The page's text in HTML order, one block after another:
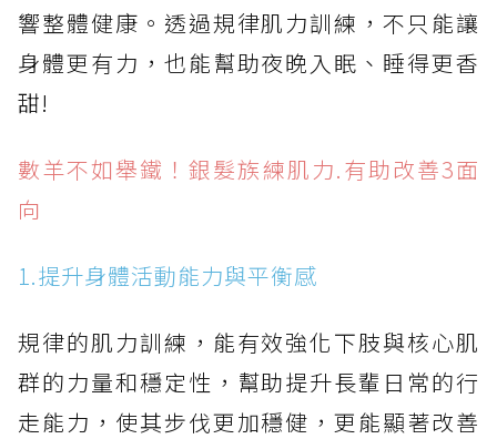
響整體健康。透過規律肌力訓練，不只能讓
身體更有力，也能幫助夜晚入眠、睡得更香
甜!
數羊不如舉鐵！銀髮族練肌力.有助改善3面
向
1.提升身體活動能力與平衡感
規律的肌力訓練，能有效強化下肢與核心肌
群的力量和穩定性，幫助提升長輩日常的行
走能力，使其步伐更加穩健，更能顯著改善